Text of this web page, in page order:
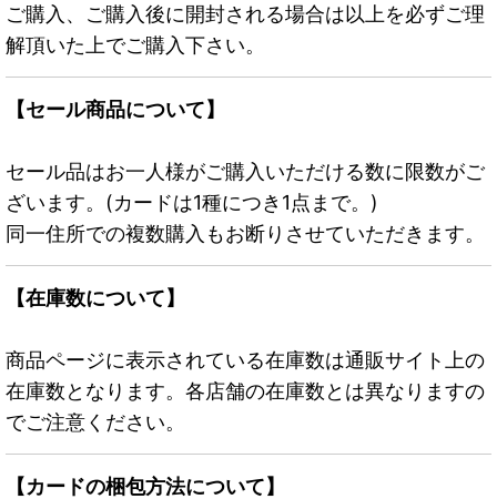
ご購入、ご購入後に開封される場合は以上を必ずご理
解頂いた上でご購入下さい。
【セール商品について】
セール品はお一人様がご購入いただける数に限数がご
ざいます。(カードは1種につき1点まで。)
同一住所での複数購入もお断りさせていただきます。
【在庫数について】
商品ページに表示されている在庫数は通販サイト上の
在庫数となります。各店舗の在庫数とは異なりますの
でご注意ください。
【カードの梱包方法について】